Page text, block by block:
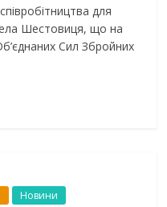
для
Шестовиця, що на
Сил Збройних
Новини